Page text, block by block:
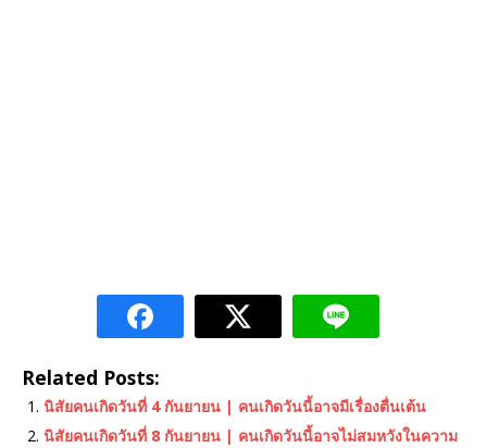
Related Posts:
นิสัยคนเกิดวันที่ 4 กันยายน | คนเกิดวันนี้อาจมีเรื่องตื่นเต้น
นิสัยคนเกิดวันที่ 8 กันยายน | คนเกิดวันนี้อาจไม่สมหวังในความ